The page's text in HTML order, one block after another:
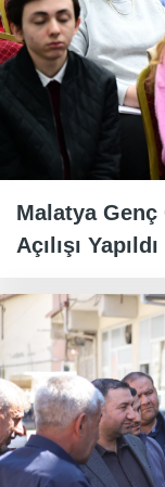
Malatya
Açılışı Yapıldı